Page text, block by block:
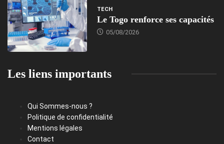
TECH
Le Togo renforce ses capacités
05/08/2026
Les liens importants
Qui Sommes-nous ?
Politique de confidentialité
Mentions légales
Contact